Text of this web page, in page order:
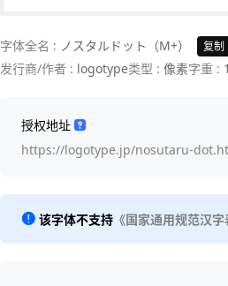
字体全名 : ノスタルドット（M+） 复制
发行商/作者 : logotype类型 : 像素字重 : 1
授权地址
https://logotype.jp/nosutaru-
该字体不支持 《国家通用规范汉字